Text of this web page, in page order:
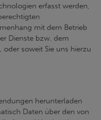
erfasst werden,
mit dem Betrieb
Dienste bzw. dem
oder soweit Sie uns hierzu
herunterladen
Daten über den von